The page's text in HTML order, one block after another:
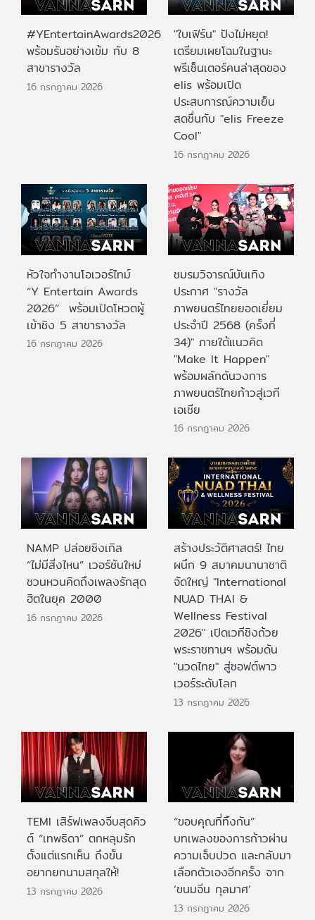
#YEntertainAwards2026
พร้อมรันอย่างเข้ม กับ 8
สาขารางวัล
16 กรกฎาคม 2026
"ใบเฟิร์น" ปังไม่หยุด!
เตรียมเผยโฉมในฐานะ
พรีเซ็นเตอร์คนล่าสุดของ
elis พร้อมเปิด
ประสบการณ์ความเย็น
สดชื่นกับ "elis Freeze
Cool"
16 กรกฎาคม 2026
หัวใจทำงานโอเวอร์ไทม์
“Y Entertain Awards
2026” พร้อมเปิดโหวตผู้
เข้าชิง 5 สาขารางวัล
16 กรกฎาคม 2026
ชมรมวิจารณ์บันเทิง
ประกาศ "รางวัล
ภาพยนตร์ไทยยอดเยี่ยม
ประจําปี 2568 (ครั้งที่
34)" ภายใต้แนวคิด
"Make It Happen"
พร้อมผลักดันวงการ
ภาพยนตร์ไทยก้าวสู่เวที
เอเชีย
16 กรกฎาคม 2026
NAMP ปล่อยซิงเกิล
“ไม่มีสิ่งไหน” เวอร์ชันใหม่
ชวนหวนคิดถึงเพลงรักสุด
ฮิตในยุค 2000
16 กรกฎาคม 2026
สร้างประวัติศาสตร์! ไทย
ผนึก 9 สมาคมนานาชาติ
จัดใหญ่ "International
NUAD THAI &
Wellness Festival
2026" เปิดเวทีชิงถ้วย
พระราชทานฯ พร้อมดัน
"นวดไทย" สู่ซอฟต์พาว
เวอร์ระดับโลก
13 กรกฎาคม 2026
TEMI เสิร์ฟเพลงจีบสุดคิว
ต์ “เทพธิดา” ตกหลุมรัก
ตั้งแต่แรกเห็น ถึงขั้น
อยากยกนามสกุลให้!
13 กรกฎาคม 2026
“ขอบคุณที่ทิ้งกัน”
บทเพลงของการก้าวผ่าน
ความเจ็บปวด และกลับมา
เลือกตัวเองอีกครั้ง จาก
‘ขนมจีน กุลมาศ’
13 กรกฎาคม 2026